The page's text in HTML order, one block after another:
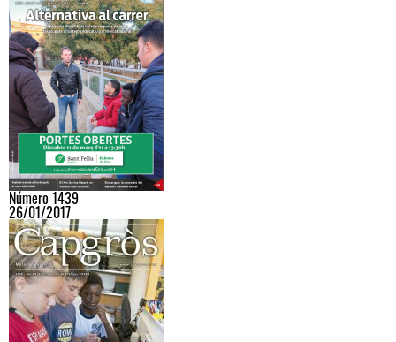
Número 1439
26/01/2017